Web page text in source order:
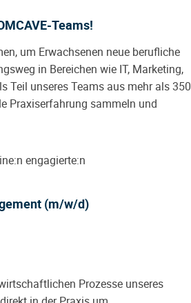
Teams!
um Erwachsenen neue berufliche
in Bereichen wie IT, Marketing,
Teil unseres Teams aus mehr als 350
Praxiserfahrung sammeln und
engagierte:n
(m/w/d)
Prozesse unseres